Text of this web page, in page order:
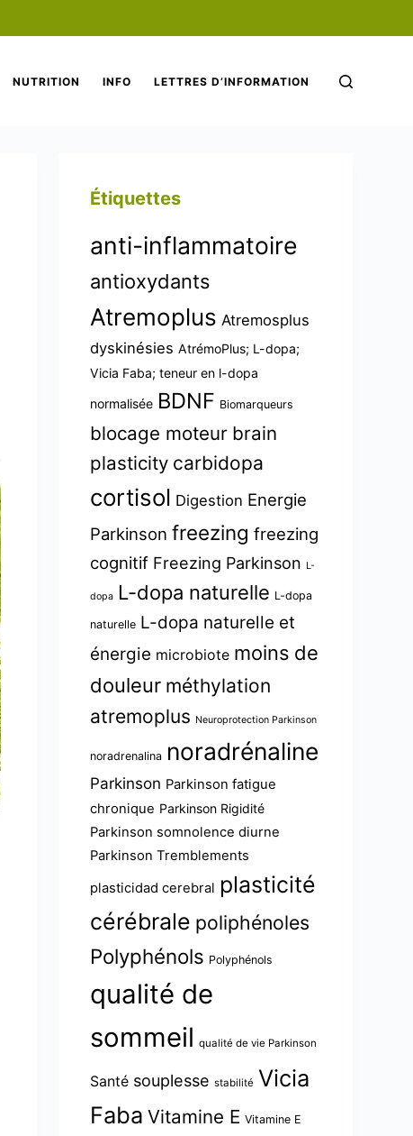
NUTRITION INFO LETTRES D’INFORMATION
Étiquettes
anti-inflammatoire
antioxydants
Atremoplus Atremosplus
dyskinésies AtrémoPlus; L-dopa;
Vicia Faba; teneur en l-dopa
normalisée BDNF Biomarqueurs
blocage moteur brain
plasticity carbidopa
cortisol Digestion Energie
Parkinson freezing freezing
cognitif Freezing Parkinson L-
dopa L-dopa naturelle L-dopa
naturelle L-dopa naturelle et
énergie microbiote moins de
douleur méthylation
atremoplus Neuroprotection Parkinson
noradrenalina noradrénaline
Parkinson Parkinson fatigue
chronique Parkinson Rigidité
Parkinson somnolence diurne
Parkinson Tremblements
plasticidad cerebral plasticité
cérébrale poliphénoles
Polyphénols Polyphénols
qualité de
sommeil qualité de vie Parkinson
Santé souplesse stabilité Vicia
Faba Vitamine E Vitamine E